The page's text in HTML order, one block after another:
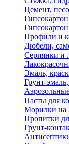
Цемент,
Профили и
Дюбели,
Серпянки и
Эмаль,
Грунт-
Пасты для
Морилки на
Пропитки
Грунт-